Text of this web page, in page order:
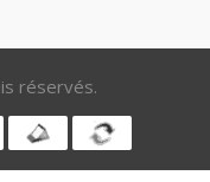
réservés.